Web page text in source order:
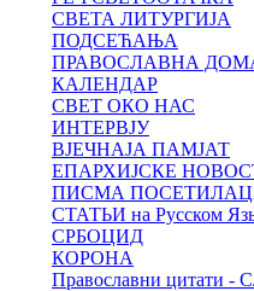
СВЕТА ЛИТУРГИЈА
ПОДСЕЋАЊА
ПРАВОСЛАВНА
КАЛЕНДАР
СВЕТ ОКО НАС
ИНТЕРВЈУ
ВЈЕЧНАЈА ПАМЈАТ
ЕПАРХИЈСКЕ
ПИСМА
СТАТЬИ на Русском
СРБОЦИД
КОРОНА
Православни цитати -